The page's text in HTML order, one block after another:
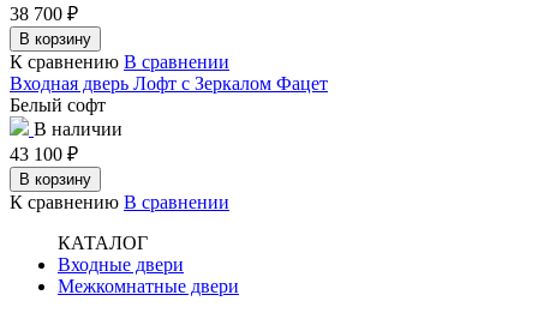
38 700 ₽
В корзину
К сравнению В сравнении
Входная дверь Лофт с Зеркалом Фацет
Белый софт
В наличии
43 100 ₽
В корзину
К сравнению В сравнении
КАТАЛОГ
Входные двери
Межкомнатные двери